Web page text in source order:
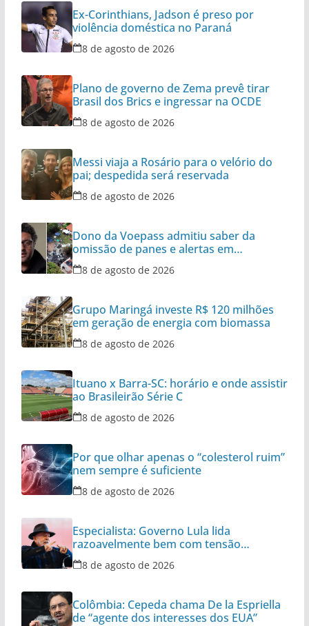
Ex-Corinthians, Jadson é preso por
violência doméstica no Paraná
8 de agosto de 2026
Plano de governo de Zema prevê tirar
Brasil dos Brics e ingressar na OCDE
8 de agosto de 2026
Messi viaja a Rosário para o velório do
pai; despedida será reservada
8 de agosto de 2026
Dono da Voepass admitiu saber da
omissão de panes e alertas em
aeronaves
8 de agosto de 2026
Grupo Maringá investe R$ 120 milhões
em geração de energia com biomassa
8 de agosto de 2026
Ituano x Barra-SC: horário e onde assistir
ao Brasileirão Série C
8 de agosto de 2026
Por que olhar apenas o “colesterol ruim”
nem sempre é suficiente
8 de agosto de 2026
Especialista: Governo Lula lida
razoavelmente bem com tensão
diplomática
8 de agosto de 2026
Colômbia: Cepeda chama De la Espriella
de “agente dos interesses dos EUA”